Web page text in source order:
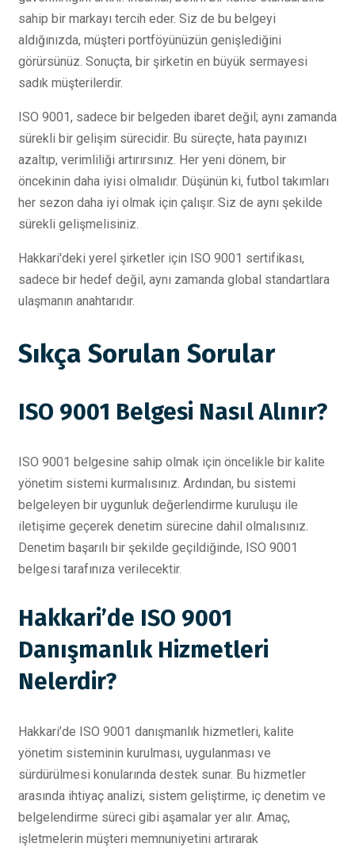
sahip bir markayı tercih eder. Siz de bu belgeyi
aldığınızda, müşteri portföyünüzün genişlediğini
görürsünüz. Sonuçta, bir şirketin en büyük sermayesi
sadık müşterilerdir.
ISO 9001, sadece bir belgeden ibaret değil; aynı zamanda
sürekli bir gelişim sürecidir. Bu süreçte, hata payınızı
azaltıp, verimliliği artırırsınız. Her yeni dönem, bir
öncekinin daha iyisi olmalıdır. Düşünün ki, futbol takımları
her sezon daha iyi olmak için çalışır. Siz de aynı şekilde
sürekli gelişmelisiniz.
Hakkari'deki yerel şirketler için ISO 9001 sertifikası,
sadece bir hedef değil, aynı zamanda global standartlara
ulaşmanın anahtarıdır.
Sıkça Sorulan Sorular
ISO 9001 Belgesi Nasıl Alınır?
ISO 9001 belgesine sahip olmak için öncelikle bir kalite
yönetim sistemi kurmalısınız. Ardından, bu sistemi
belgeleyen bir uygunluk değerlendirme kuruluşu ile
iletişime geçerek denetim sürecine dahil olmalısınız.
Denetim başarılı bir şekilde geçildiğinde, ISO 9001
belgesi tarafınıza verilecektir.
Hakkari’de ISO 9001
Danışmanlık Hizmetleri
Nelerdir?
Hakkari’de ISO 9001 danışmanlık hizmetleri, kalite
yönetim sisteminin kurulması, uygulanması ve
sürdürülmesi konularında destek sunar. Bu hizmetler
arasında ihtiyaç analizi, sistem geliştirme, iç denetim ve
belgelendirme süreci gibi aşamalar yer alır. Amaç,
işletmelerin müşteri memnuniyetini artırarak